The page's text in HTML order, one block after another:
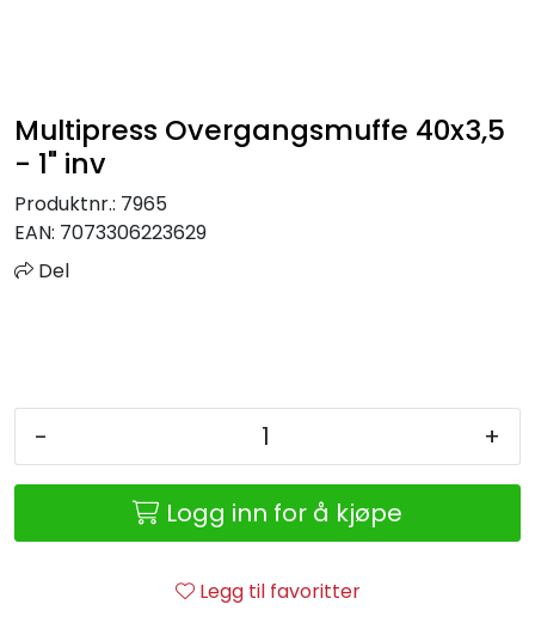
Multipress Overgangsmuffe 40x3,5
- 1" inv
Produktnr.: 7965
EAN: 7073306223629
Del
- +
Logg inn for å kjøpe
Legg til favoritter
Varmeanlegg
Outlet
Retur/reklamasjon